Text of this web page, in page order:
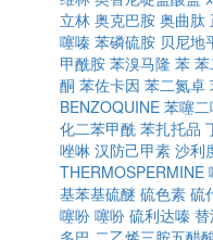
立林 奥克巴胺 奥曲肽
噻嗪 苯磷硫胺 贝尼地
甲酰胺 苯溴马隆 苯
酮 苯佐卡因 苯二氮卓
BENZOQUINE 苯噻
化二苯甲酰 苯扎托品
唑啉 汉防己甲素 沙利
THERMOSPERMINE
基苯基硫醚 硫色素 硫
噻吩 噻吩 硫利达嗪